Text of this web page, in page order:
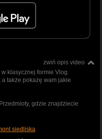
zwiń opis video
klasycznej formie Vlog.
także pokażę wam jakie
gdzie znajdziecie
siedliska